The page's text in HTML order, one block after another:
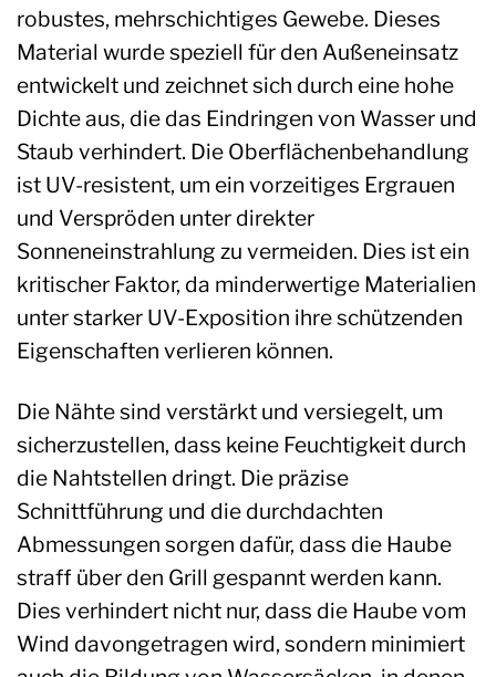
robustes, mehrschichtiges Gewebe. Dieses
Material wurde speziell für den Außeneinsatz
entwickelt und zeichnet sich durch eine hohe
Dichte aus, die das Eindringen von Wasser und
Staub verhindert. Die Oberflächenbehandlung
ist UV-resistent, um ein vorzeitiges Ergrauen
und Verspröden unter direkter
Sonneneinstrahlung zu vermeiden. Dies ist ein
kritischer Faktor, da minderwertige Materialien
unter starker UV-Exposition ihre schützenden
Eigenschaften verlieren können.
Die Nähte sind verstärkt und versiegelt, um
sicherzustellen, dass keine Feuchtigkeit durch
die Nahtstellen dringt. Die präzise
Schnittführung und die durchdachten
Abmessungen sorgen dafür, dass die Haube
straff über den Grill gespannt werden kann.
Dies verhindert nicht nur, dass die Haube vom
Wind davongetragen wird, sondern minimiert